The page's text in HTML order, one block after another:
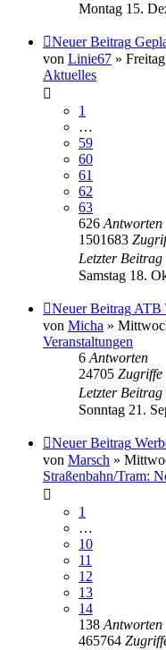
Montag 15.
Neuer Beitrag
von Linie67 »
Aktuelles
1
…
59
60
61
62
63
626Antworten
1501683
Letzter Beitrag
Samstag 18.
Neuer BeitragATB
von Micha »
Veranstaltungen
6Antworten
24705 Zugriffe
Letzter Beitrag
Sonntag 21.
Neuer Beitrag
von Marsch »
Straßenbahn/Tram:
1
…
10
11
12
13
14
138Antworten
465764